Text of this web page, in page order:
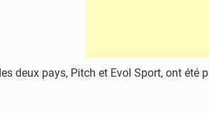
deux pays, Pitch et Evol Sport, ont